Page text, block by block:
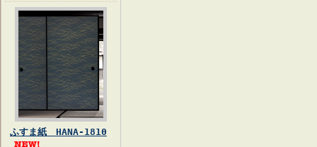
ふすま紙 HANA-1810